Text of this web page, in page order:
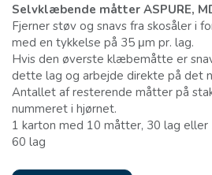
Selvklæbende måtter ASPURE,
Fjerner støv og snavs fra skosåler i
med en tykkelse på 35 μm pr. lag.
Hvis den øverste klæbemåtte er
dette lag og arbejde direkte på det
Antallet af resterende måtter på
nummeret i hjørnet.
1 karton med 10 måtter, 30 lag
60 lag